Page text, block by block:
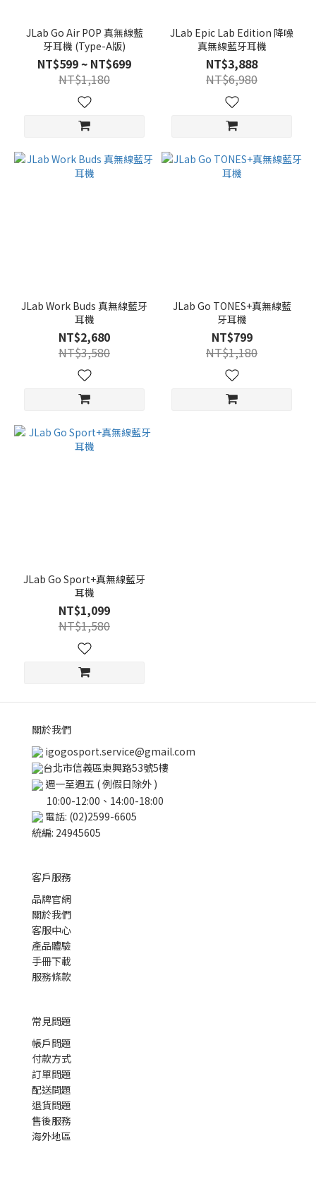
JLab Go Air POP 真無線藍
牙耳機 (Type-A版)
NT$599 ~ NT$699
NT$1,180
JLab Epic Lab Edition 降噪
真無線藍牙耳機
NT$3,888
NT$6,980
JLab Work Buds 真無線藍牙
耳機
NT$2,680
NT$3,580
JLab Go TONES+真無線藍
牙耳機
NT$799
NT$1,180
JLab Go Sport+真無線藍牙
耳機
NT$1,099
NT$1,580
關於我們
igogosport.service@gmail.com
台北市信義區東興路53號5樓
週一至週五 ( 例假日除外 )
10:00-12:00、14:00-18:00
電話: (02)2599-6605
統編: 24945605
客戶服務
品牌官網
關於我們
客服中心
產品體驗
手冊下載
服務條款
常見問題
帳戶問題
付款方式
訂單問題
配送問題
退貨問題
售後服務
海外地區